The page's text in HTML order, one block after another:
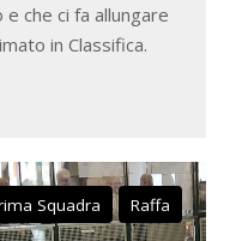
che ci fa allungare
in Classifica.
Squadra Raffa